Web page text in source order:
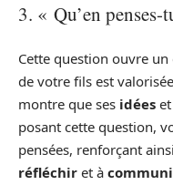
3. « Qu’en penses-
Cette question ouvre
de votre fils est
montre que ses idées
posant cette question,
pensées, renforçant
réfléchir et à